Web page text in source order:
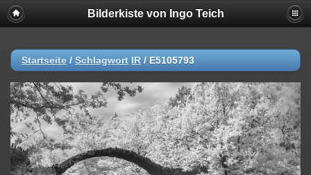
Bilderkiste von Ingo Teich
Startseite / Schlagwort IR / E5105793